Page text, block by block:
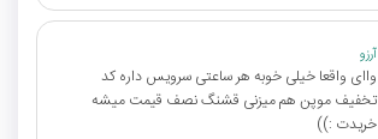
آرزو
واای واقعا خیلی خوبه هر ساعتی سرویس داره کد
تخفیف موپن هم میزنی قشنگ نصف قیمت میشه
خریدت :))